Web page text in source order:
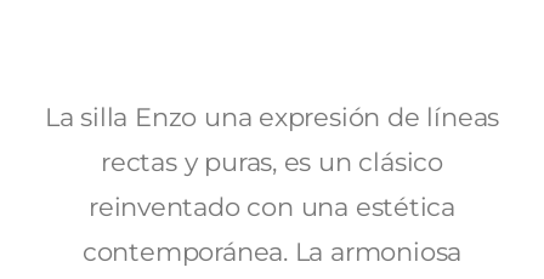
La silla Enzo una expresión de líneas
rectas y puras, es un clásico
reinventado con una estética
contemporánea. La armoniosa